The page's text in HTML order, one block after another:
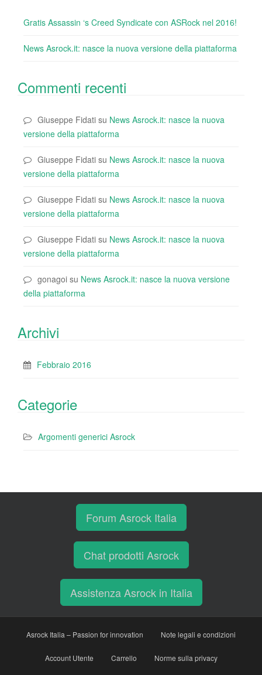
Gratis Assassin ‘s Creed Syndicate con ASRock nel 2016!
News Asrock.it: nasce la nuova versione della piattaforma
Commenti recenti
Giuseppe Fidati su News Asrock.it: nasce la nuova
versione della piattaforma
Giuseppe Fidati su News Asrock.it: nasce la nuova
versione della piattaforma
Giuseppe Fidati su News Asrock.it: nasce la nuova
versione della piattaforma
Giuseppe Fidati su News Asrock.it: nasce la nuova
versione della piattaforma
gonagoi su News Asrock.it: nasce la nuova versione
della piattaforma
Archivi
Febbraio 2016
Categorie
Argomenti generici Asrock
Forum Asrock Italia
Chat prodotti Asrock
Assistenza Asrock in Italia
Asrock Italia – Passion for innovation Note legali e condizioni
Account Utente Carrello Norme sulla privacy